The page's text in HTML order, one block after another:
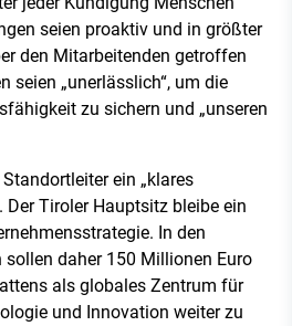
seien proaktiv und in größter
den Mitarbeitenden getroffen
seien „unerlässlich“, um die
zu sichern und „unseren
ein „klares
Der Tiroler Hauptsitz bleibe ein
In den
daher 150 Millionen Euro
als globales Zentrum für
und Innovation weiter zu